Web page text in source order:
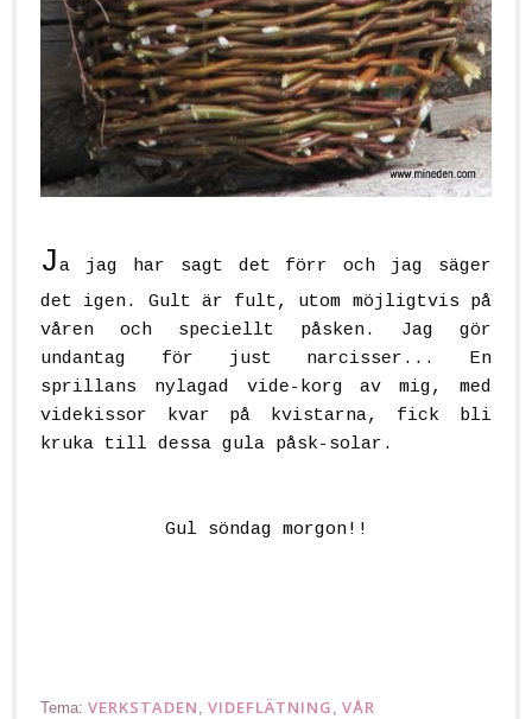
Ja jag har sagt det förr och jag säger
det igen. Gult är fult, utom möjligtvis på
våren och speciellt påsken. Jag gör
undantag för just narcisser... En
sprillans nylagad vide-korg av mig, med
videkissor kvar på kvistarna, fick bli
kruka till dessa gula påsk-solar.
Gul söndag morgon!!
Tema: VERKSTADEN VIDEFLÄTNING VÅR